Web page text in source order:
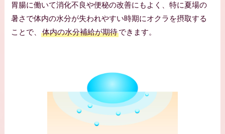
胃腸に働いて消化不良や便秘の改善にもよく、特に夏場の
暑さで体内の水分が失われやすい時期にオクラを摂取する
ことで、体内の水分補給が期待できます。